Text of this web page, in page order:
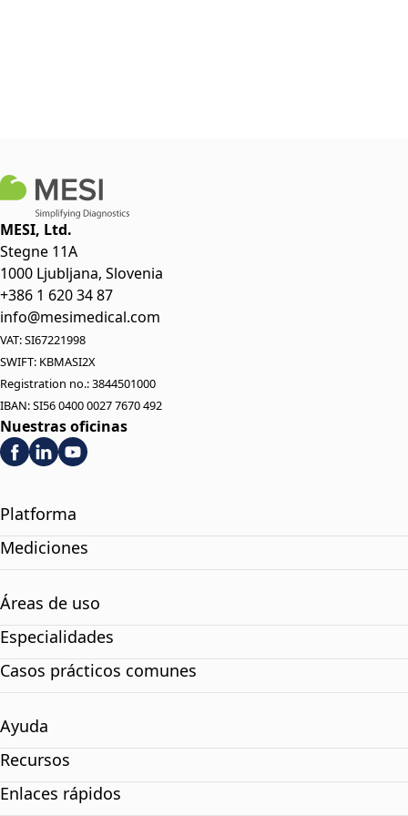
MESI, Ltd.
Stegne 11A
1000 Ljubljana, Slovenia
+386 1 620 34 87
info@mesimedical.com
VAT: SI67221998
SWIFT: KBMASI2X
Registration no.: 3844501000
IBAN: SI56 0400 0027 7670 492
Nuestras oficinas
Platforma
Mediciones
Áreas de uso
Especialidades
Casos prácticos comunes
Ayuda
Recursos
Enlaces rápidos